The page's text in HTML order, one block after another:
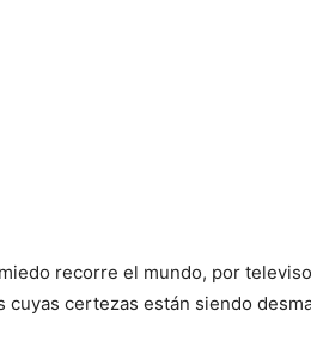
recorre el mundo, por
cuyas certezas están siendo